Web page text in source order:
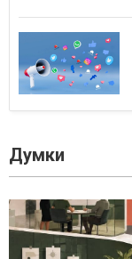
Думки